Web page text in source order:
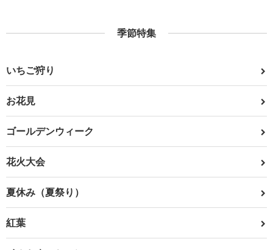
季節特集
いちご狩り
お花見
ゴールデンウィーク
花火大会
夏休み（夏祭り）
紅葉